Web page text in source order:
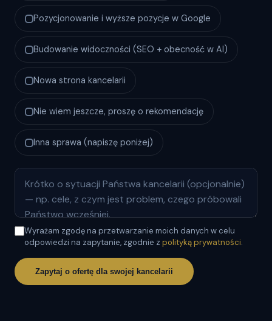
Pozycjonowanie i wyższe pozycje w Google
Budowanie widoczności (SEO + obecność w AI)
Nowa strona kancelarii
Nie wiem jeszcze, proszę o rekomendację
Inna sprawa (napiszę poniżej)
Wyrażam zgodę na przetwarzanie moich danych w celu
odpowiedzi na zapytanie, zgodnie z polityką prywatności.
Zapytaj o ofertę dla swojej kancelarii